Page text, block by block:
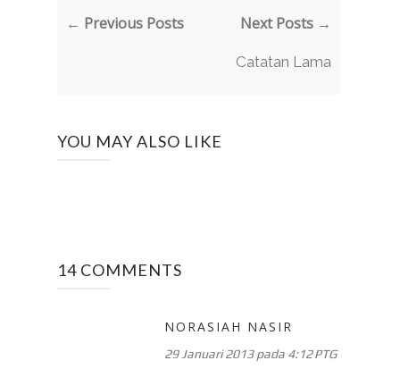
← Previous Posts Next Posts →
Catatan Lama
YOU MAY ALSO LIKE
14 COMMENTS
NORASIAH NASIR
29 Januari 2013 pada 4:12 PTG